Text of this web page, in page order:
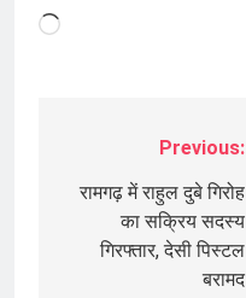
Loading…
navigation
Previous:
रामगढ़ में राहुल दुबे गिरोह
का सक्रिय सदस्य
गिरफ्तार, देसी पिस्टल
बरामद